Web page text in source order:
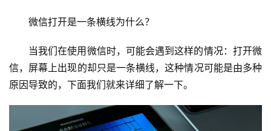
微信打开是一条横线为什么？
当我们在使用微信时，可能会遇到这样的情况：打开微
信，屏幕上出现的却只是一条横线，这种情况可能是由多种
原因导致的，下面我们就来详细了解一下。